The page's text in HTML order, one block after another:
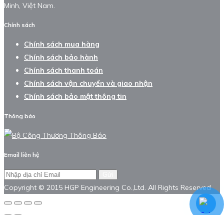
Minh, Việt Nam.
Chính sách
Chính sách mua hàng
Chính sách bảo hành
Chính sách thanh toán
Chính sách vận chuyển và giao nhận
Chính sách bảo mật thông tin
Thông báo
Email liên hệ
Copyright © 2015 HGP Engineering Co.,Ltd. All Rights Reserved